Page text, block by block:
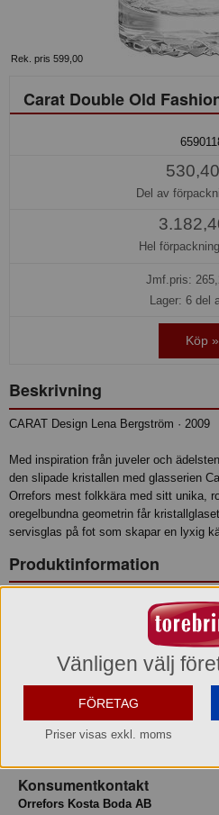
Rek. pris 599,00
Carat Double Old
Del av
Hel
Jmf.pris:
Lager: 6 del
Köp »
Beskrivning
CARAT Design Lena Bergström · 2009
Med inspiration från juveler och
den slipade kristallen med glasserien
Orrefors mest folkkära med sitt unika,
oregelbundna geometrin får
servisglas på fot som skapar en lyxig
Produktinformation
Färg Klar
Varumärke
Konsumentkontakt
Orrefors Kosta Boda AB
Vänligen välj
FÖRETAG
Priser visas exkl. moms